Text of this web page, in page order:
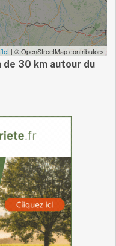
| © OpenStreetMap contributors
de 30 km autour du